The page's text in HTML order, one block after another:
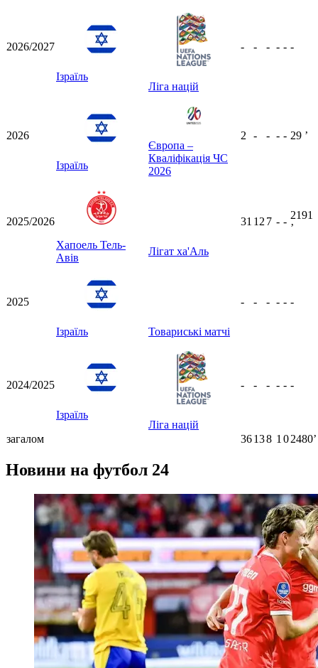
2026/2027
Ізраїль
Ліга націй
- - - - - -
2026
Ізраїль
Європа –
Кваліфікація ЧС
2026
2 - - - - 29 ʼ
2025/2026
Хапоель Тель-
Авів
Лігат ха'Аль
31 12 7 - -
2191
ʼ
2025
Ізраїль Товариські матчі
- - - - - -
2024/2025
Ізраїль
Ліга націй
- - - - - -
загалом 36138 1 02480ʼ
Новини на футбол 24